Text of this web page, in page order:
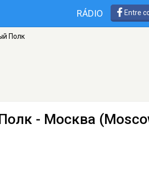
RÁDIO Entre
Полк
- Москва